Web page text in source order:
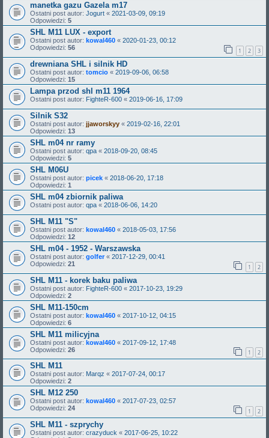
manetka gazu Gazela m17
Ostatni post autor: Jogurt « 2021-03-09, 09:19
Odpowiedzi: 5
SHL M11 LUX - export
Ostatni post autor: kowal460 « 2020-01-23, 00:12
Odpowiedzi: 56 1 2 3
drewniana SHL i silnik HD
Ostatni post autor: tomcio « 2019-09-06, 06:58
Odpowiedzi: 15
Lampa przod shl m11 1964
Ostatni post autor: FighteR-600 « 2019-06-16, 17:09
Silnik S32
Ostatni post autor: jjaworskyy « 2019-02-16, 22:01
Odpowiedzi: 13
SHL m04 nr ramy
Ostatni post autor: qpa « 2018-09-20, 08:45
Odpowiedzi: 5
SHL M06U
Ostatni post autor: picek « 2018-06-20, 17:18
Odpowiedzi: 1
SHL m04 zbiornik paliwa
Ostatni post autor: qpa « 2018-06-06, 14:20
SHL M11 "S"
Ostatni post autor: kowal460 « 2018-05-03, 17:56
Odpowiedzi: 12
SHL m04 - 1952 - Warszawska
Ostatni post autor: golfer« 2017-12-29, 00:41
Odpowiedzi: 21 1 2
SHL M11 - korek baku paliwa
Ostatni post autor: FighteR-600 « 2017-10-23, 19:29
Odpowiedzi: 2
SHL M11-150cm
Ostatni post autor: kowal460 « 2017-10-12, 04:15
Odpowiedzi: 6
SHL M11 milicyjna
Ostatni post autor: kowal460 « 2017-09-12, 17:48
Odpowiedzi: 26 1 2
SHL M11
Ostatni post autor: Marqz « 2017-07-24, 00:17
Odpowiedzi: 2
SHL M12 250
Ostatni post autor: kowal460 « 2017-07-23, 02:57
Odpowiedzi: 24 1 2
SHL M11 - szprychy
Ostatni post autor: crazyduck « 2017-06-25, 10:22